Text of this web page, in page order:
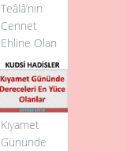
Teâlâ’nın
Cennet
Ehline Olan
Nimeti
Kıyamet
Gününde